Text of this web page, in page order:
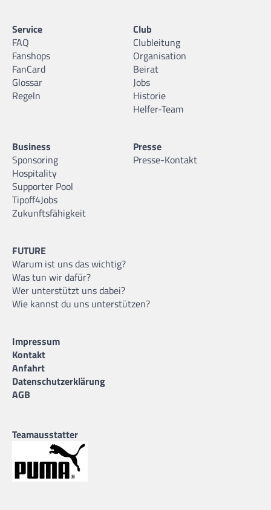
Service
FAQ
Fanshops
FanCard
Glossar
Regeln
Club
Clubleitung
Organisation
Beirat
Jobs
Historie
Helfer-Team
Business
Sponsoring
Hospitality
Supporter Pool
Tipoff4Jobs
Zukunftsfähigkeit
Presse
Presse-Kontakt
FUTURE
Warum ist uns das wichtig?
Was tun wir dafür?
Wer unterstützt uns dabei?
Wie kannst du uns unterstützen?
Impressum
Kontakt
Anfahrt
Datenschutzerklärung
AGB
Teamausstatter